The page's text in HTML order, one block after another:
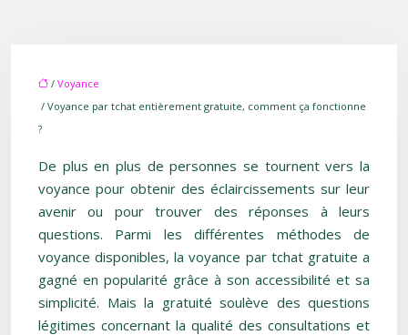
/ Voyance
/ Voyance par tchat entièrement gratuite, comment ça fonctionne
?
De plus en plus de personnes se tournent vers la
voyance pour obtenir des éclaircissements sur leur
avenir ou pour trouver des réponses à leurs
questions. Parmi les différentes méthodes de
voyance disponibles, la voyance par tchat gratuite a
gagné en popularité grâce à son accessibilité et sa
simplicité. Mais la gratuité soulève des questions
légitimes concernant la qualité des consultations et